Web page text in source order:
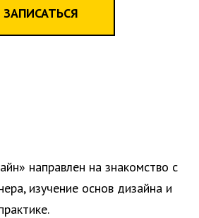
ЗАПИСАТЬСЯ
направлен на знакомство с
изучение основ дизайна и